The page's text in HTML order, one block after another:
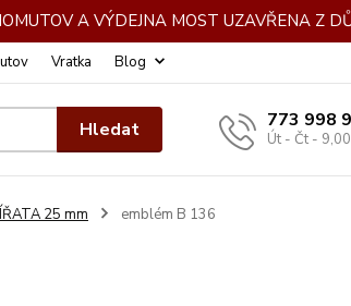
A VÝDEJNA MOST UZAVŘENA Z
Vratka Blog
Hledat 773 998
Út - Čt -
25 mm emblém B 136